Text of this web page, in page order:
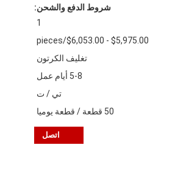
شروط الدفع والشحن:
1
$5,975.00 - $6,053.00/pieces
تغليف الكرتون
5-8 أيام عمل
تي / ت
50 قطعة / قطعة يوميا
اتصل